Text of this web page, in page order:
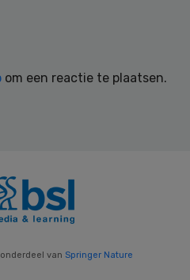
om een reactie te plaatsen.
, onderdeel van Springer Nature